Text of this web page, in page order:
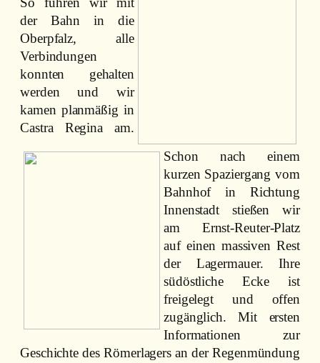
So fuhren wir mit
der Bahn in die
Oberpfalz, alle
Verbindungen
konnten gehalten
werden und wir
kamen planmäßig in
Castra Regina am.
Schon nach einem
kurzen Spaziergang vom
Bahnhof in Richtung
Innenstadt stießen wir
am Ernst-Reuter-Platz
auf einen massiven Rest
der Lagermauer. Ihre
südöstliche Ecke ist
freigelegt und offen
zugänglich. Mit ersten
Informationen zur
Geschichte des Römerlagers an der Regenmündung